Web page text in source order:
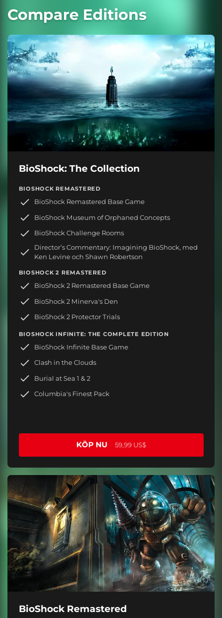
Compare Editions
BioShock: The Collection
BIOSHOCK REMASTERED
BioShock Remastered Base Game
BioShock Museum of Orphaned Concepts
BioShock Challenge Rooms
Director’s Commentary: Imagining BioShock, med
Ken Levine och Shawn Robertson
BIOSHOCK 2 REMASTERED
BioShock 2 Remastered Base Game
BioShock 2 Minerva's Den
BioShock 2 Protector Trials
BIOSHOCK INFINITE: THE COMPLETE EDITION
BioShock Infinite Base Game
Clash in the Clouds
Burial at Sea 1 & 2
Columbia's Finest Pack
KÖP NU 59,99 US$
BioShock Remastered